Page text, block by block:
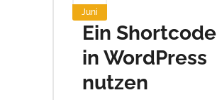
Juni
Ein Shortcode
in WordPress
nutzen